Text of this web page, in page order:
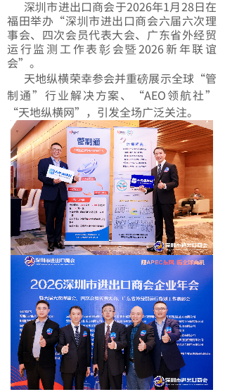
深圳市进出口商会于2026年1月28日在
福田举办“深圳市进出口商会六届六次理
事会、四次会员代表大会、广东省外经贸
运行监测工作表彰会暨2026新年联谊
会”。
天地纵横荣幸参会并重磅展示全球“管
制通”行业解决方案、“AEO领航社”
“天地纵横网”，引发全场广泛关注。